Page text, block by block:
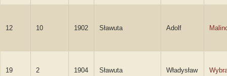
12 10 1902 Sławuta Adolf
19 2 1904 Sławuta Władysław